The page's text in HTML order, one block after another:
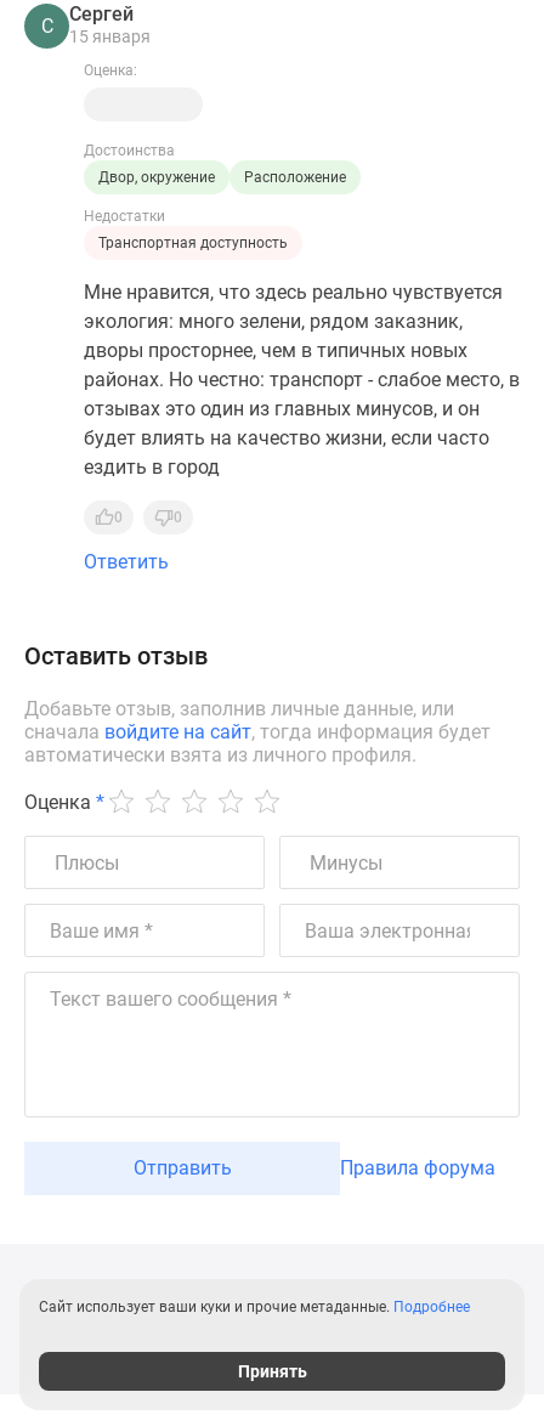
С
Сергей
15 января
Оценка:
Достоинства
Двор, окружение
Расположение
Недостатки
Транспортная доступность
Мне нравится, что здесь реально чувствуется
экология: много зелени, рядом заказник,
дворы просторнее, чем в типичных новых
районах. Но честно: транспорт - слабое место, в
отзывах это один из главных минусов, и он
будет влиять на качество жизни, если часто
ездить в город
0 0
Ответить
Оставить отзыв
Добавьте отзыв, заполнив личные данные, или
сначала войдите на сайт, тогда информация будет
автоматически взята из личного профиля.
Оценка *
Отправить Правила форума
Сайт использует ваши куки и прочие метаданные. Подробнее
Принять